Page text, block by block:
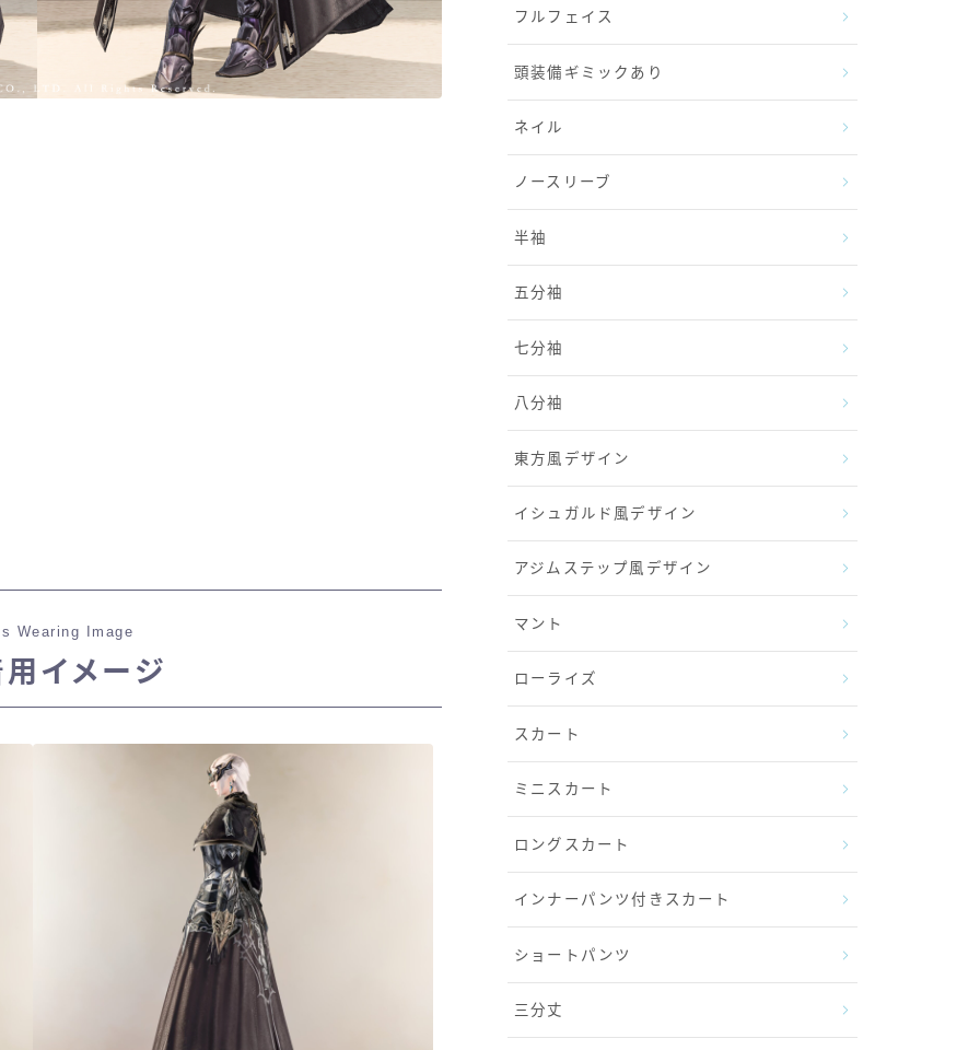
東方風デザイン
三分丈
極シタデル・ボズヤ追憶戦
Wearing Image
イメージ
フルフェイス
頭装備ギミックあり
ネイル
ノースリーブ
半袖
五分袖
七分袖
八分袖
東方風デザイン
イシュガルド風デザイン
アジムステップ風デザイン
マント
ローライズ
スカート
ミニスカート
ロングスカート
インナーパンツ付きスカート
ショートパンツ
三分丈